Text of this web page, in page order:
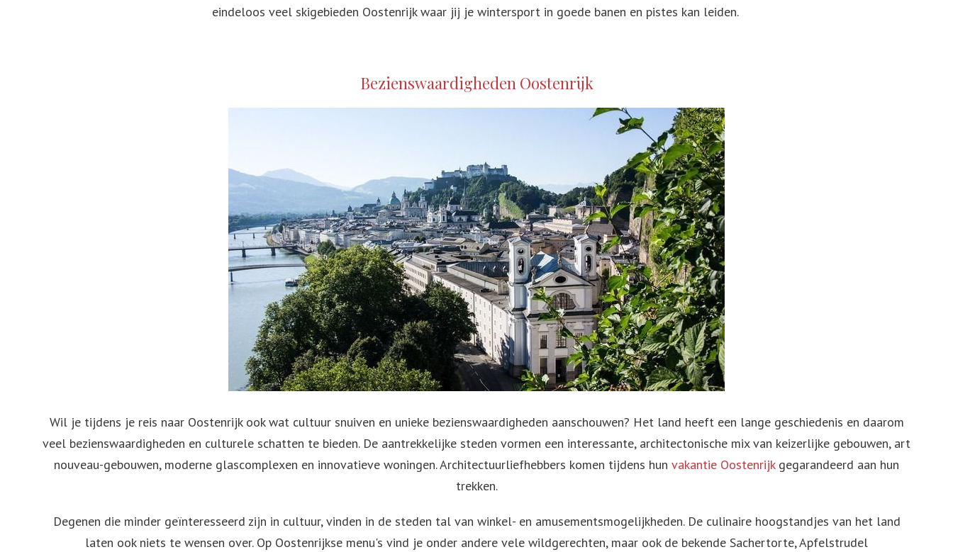
eindeloos veel skigebieden Oostenrijk waar jij je wintersport in goede banen en pistes kan leiden.
Bezienswaardigheden Oostenrijk
Wil je tijdens je reis naar Oostenrijk ook wat cultuur snuiven en unieke bezienswaardigheden aanschouwen? Het land heeft een lange geschiedenis en daarom
veel bezienswaardigheden en culturele schatten te bieden. De aantrekkelijke steden vormen een interessante, architectonische mix van keizerlijke gebouwen, art
nouveau-gebouwen, moderne glascomplexen en innovatieve woningen. Architectuurliefhebbers komen tijdens hun vakantie Oostenrijkgegarandeerd aan hun
trekken.
Degenen die minder geïnteresseerd zijn in cultuur, vinden in de steden tal van winkel- en amusementsmogelijkheden. De culinaire hoogstandjes van het land
laten ook niets te wensen over. Op Oostenrijkse menu's vind je onder andere vele wildgerechten, maar ook de bekende Sachertorte, Apfelstrudel